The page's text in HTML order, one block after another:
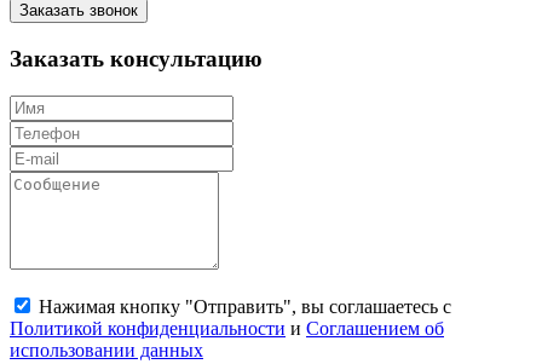
Заказать звонок
Заказать консультацию
Нажимая кнопку "Отправить", вы соглашаетесь с
Политикой конфиденциальности и Соглашением об
использовании данных